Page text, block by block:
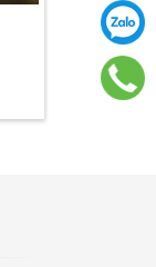
Biển chỉ
1.000₫